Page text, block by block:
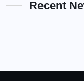
Recent